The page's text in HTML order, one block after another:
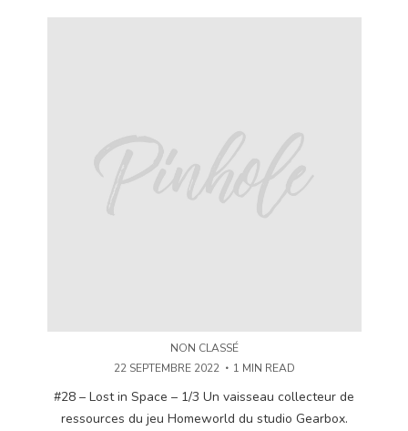
NON CLASSÉ
22 SEPTEMBRE 2022
1 MIN READ
#28 – Lost in Space – 1/3 Un vaisseau collecteur de
ressources du jeu Homeworld du studio Gearbox.